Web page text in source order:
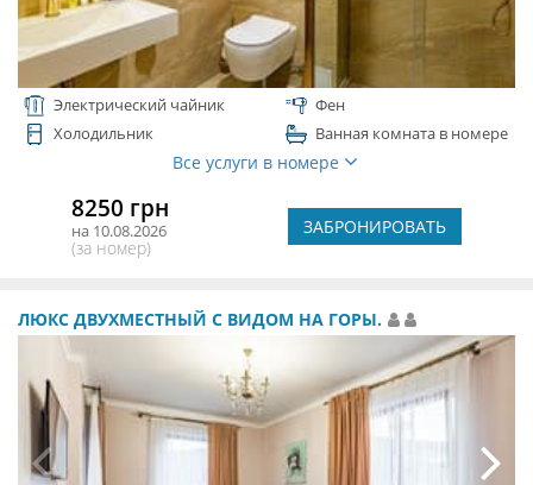
Электрический чайник
Фен
Холодильник
Ванная комната в номере
Все услуги в номере
8250 грн
на 10.08.2026
(за номер)
ЗАБРОНИРОВАТЬ
ЛЮКС ДВУХМЕСТНЫЙ С ВИДОМ НА ГОРЫ.